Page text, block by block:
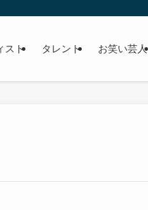
スト タレント お笑い芸人